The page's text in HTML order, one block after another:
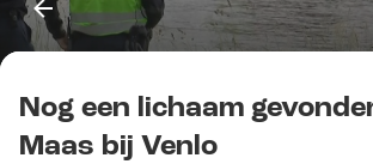
Nog een lichaam
Maas bij Venlo